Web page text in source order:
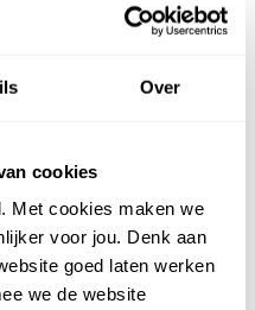
Over
cookies
Met cookies maken we
voor jou. Denk aan
goed laten werken
we de website